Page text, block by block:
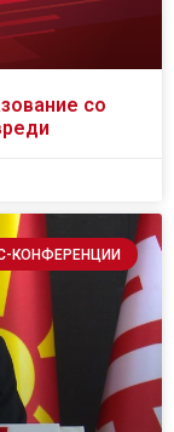
со
КОНФЕРЕНЦИИ